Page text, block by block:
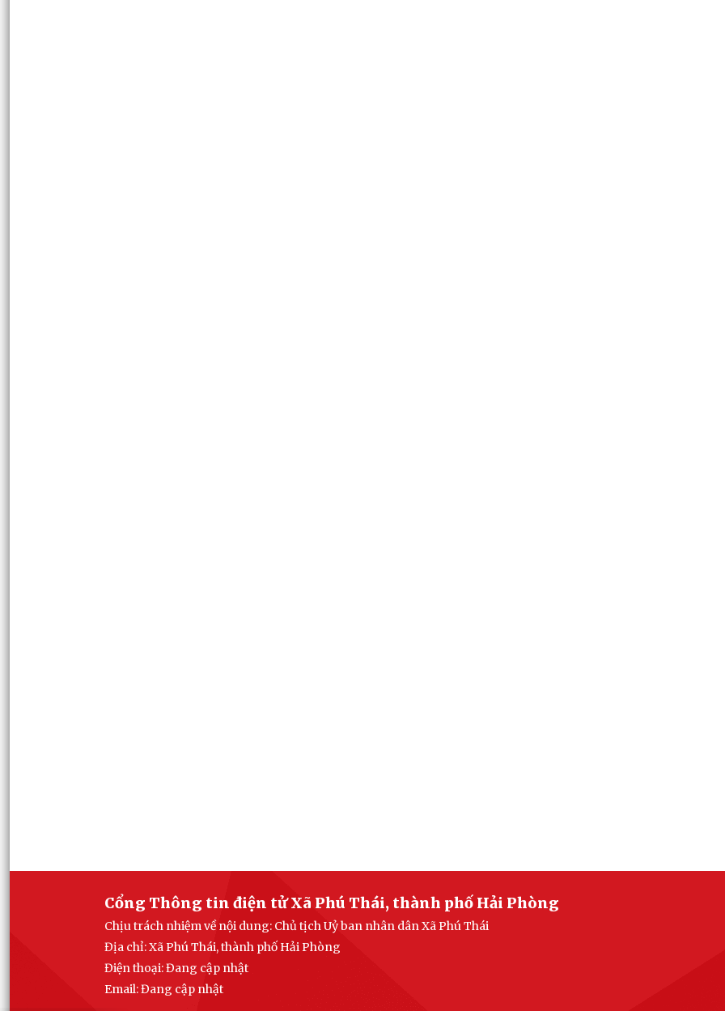
Cổng Thông tin điện tử Xã Phú Thái, thành phố Hải Phòng
Chịu trách nhiệm về nội dung: Chủ tịch Uỷ ban nhân dân Xã Phú Thái
Địa chỉ: Xã Phú Thái, thành phố Hải Phòng
Điện thoại: Đang cập nhật
Email:Đang cập nhật